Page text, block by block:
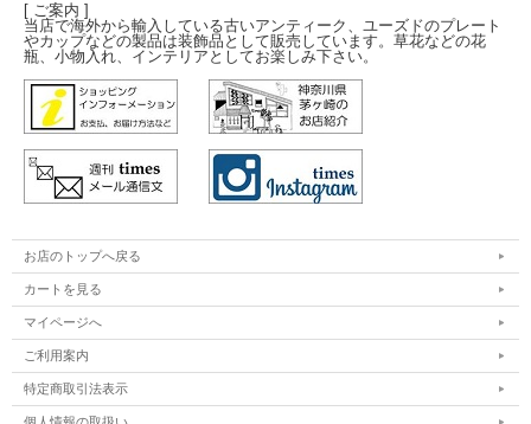
[ ご案内 ]
当店で海外から輸入している古いアンティーク、ユーズドのプレート
やカップなどの製品は装飾品として販売しています。草花などの花
瓶、小物入れ、インテリアとしてお楽しみ下さい。
お店のトップへ戻る
カートを見る
マイページへ
ご利用案内
特定商取引法表示